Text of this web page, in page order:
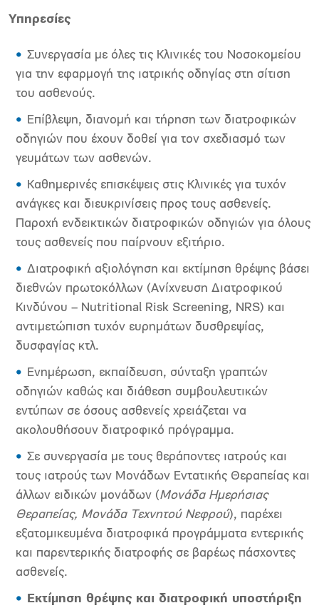
Υπηρεσίες
Συνεργασία με όλες τις Κλινικές του Νοσοκομείου
για την εφαρμογή της ιατρικής οδηγίας στη σίτιση
του ασθενούς.
Επίβλεψη, διανομή και τήρηση των διατροφικών
οδηγιών που έχουν δοθεί για τον σχεδιασμό των
γευμάτων των ασθενών.
Καθημερινές επισκέψεις στις Κλινικές για τυχόν
ανάγκες και διευκρινίσεις προς τους ασθενείς.
Παροχή ενδεικτικών διατροφικών οδηγιών για όλους
τους ασθενείς που παίρνουν εξιτήριο.
Διατροφική αξιολόγηση και εκτίμηση θρέψης βάσει
διεθνών πρωτοκόλλων (Ανίχνευση Διατροφικού
Κινδύνου – Nutritional Risk Screening, NRS) και
αντιμετώπιση τυχόν ευρημάτων δυσθρεψίας,
δυσφαγίας κτλ.
Ενημέρωση, εκπαίδευση, σύνταξη γραπτών
οδηγιών καθώς και διάθεση συμβουλευτικών
εντύπων σε όσους ασθενείς χρειάζεται να
ακολουθήσουν διατροφικό πρόγραμμα.
Σε συνεργασία με τους θεράποντες ιατρούς και
τους ιατρούς των Μονάδων Εντατικής Θεραπείας και
άλλων ειδικών μονάδων (Μονάδα Ημερήσιας
Θεραπείας, Μονάδα Τεχνητού Νεφρού), παρέχει
εξατομικευμένα διατροφικά προγράμματα εντερικής
και παρεντερικής διατροφής σε βαρέως πάσχοντες
ασθενείς.
Εκτίμηση θρέψης και διατροφική υποστήριξη